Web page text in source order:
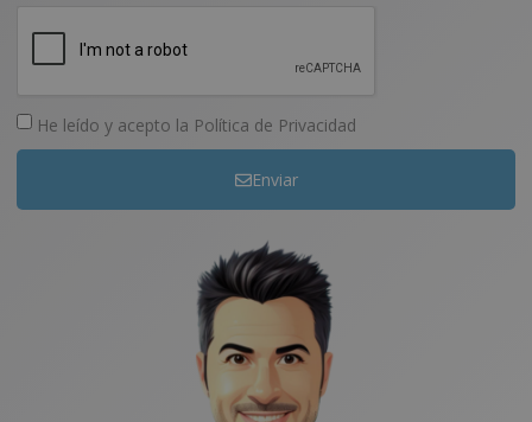
He leído y acepto la Política de Privacidad
Enviar